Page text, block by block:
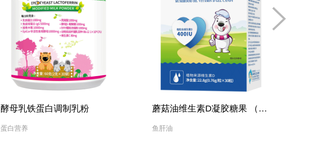
酵母乳铁蛋白调制乳粉
蛋白营养
蘑菇油维生素D凝胶糖果 （纸盒装）
鱼肝油